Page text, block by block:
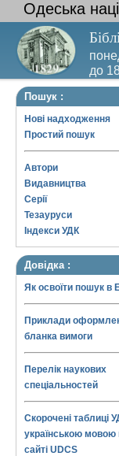
Одеська
до
Пошук :
Нові надходження
Простий пошук
Автори
Видавництва
Серії
Тезауруси
Індекси УДК
Довідка :
Як освоїти пошук в
Приклади
бланка вимоги
Перелік наукових
спеціальностей
Скорочені таблиці
українською мовою
сайті UDCS